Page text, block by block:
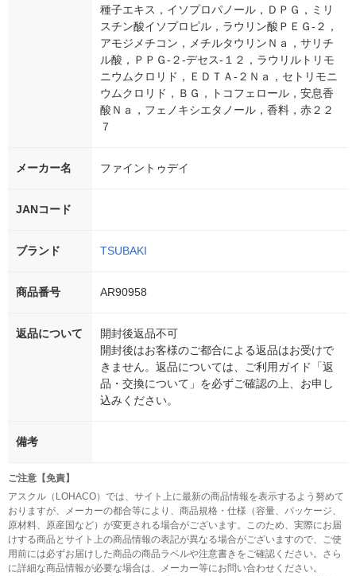
種子エキス，イソプロパノール，ＤＰＧ，ミリ
スチン酸イソプロピル，ラウリン酸ＰＥＧ‐２，
アモジメチコン，メチルタウリンＮａ，サリチ
ル酸，ＰＰＧ‐２‐デセス‐１２，ラウリルトリモ
ニウムクロリド，ＥＤＴＡ‐２Ｎａ，セトリモニ
ウムクロリド，ＢＧ，トコフェロール，安息香
酸Ｎａ，フェノキシエタノール，香料，赤２２
７
メーカー名 ファイントゥデイ
JANコード
ブランド TSUBAKI
商品番号 AR90958
返品について
開封後返品不可
開封後はお客様のご都合による返品はお受けで
きません。返品については、ご利用ガイド「返
品・交換について」を必ずご確認の上、お申し
込みください。
備考
ご注意【免責】
アスクル（LOHACO）では、サイト上に最新の商品情報を表示するよう努めて
おりますが、メーカーの都合等により、商品規格・仕様（容量、パッケージ、
原材料、原産国など）が変更される場合がございます。このため、実際にお届
けする商品とサイト上の商品情報の表記が異なる場合がございますので、ご使
用前には必ずお届けした商品の商品ラベルや注意書きをご確認ください。さら
に詳細な商品情報が必要な場合は、メーカー等にお問い合わせください。